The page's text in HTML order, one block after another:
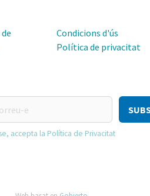
Condicions d'ús
Política de privacitat
accepta la Política de Privacitat